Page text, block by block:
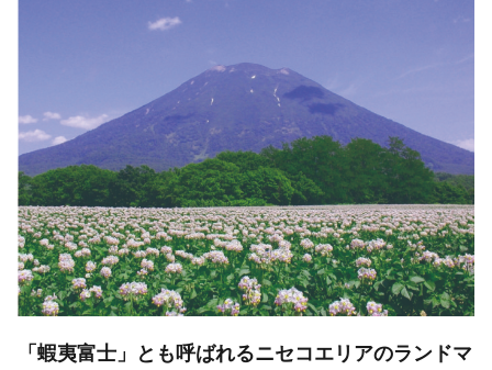
「蝦夷富士」とも呼ばれるニセコエリアのランドマ